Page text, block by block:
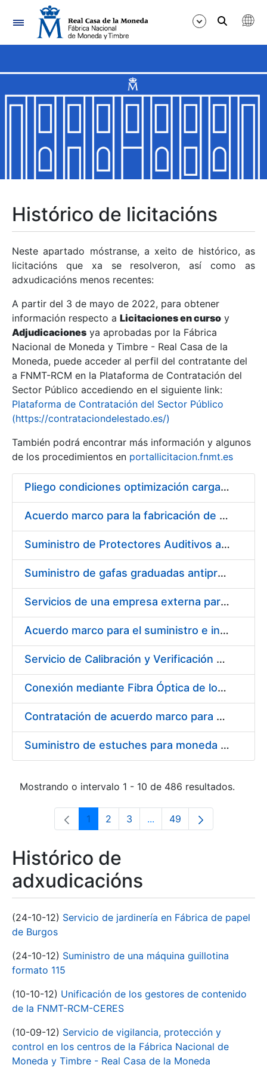
Navegación
Mostrar/Ocultar
Mostrar/Ocultar
Mostrar/Ocultar
Mostrar/Ocultar
Mostrar/Ocultar
Mostrar/Ocultar
Mostrar/Ocultar
Histórico de licitacións
Neste apartado móstranse, a xeito de histórico, as
licitacións que xa se resolveron, así como as
adxudicacións menos recentes:
A partir del 3 de mayo de 2022, para obtener
información respecto a Licitaciones en curso y
Adjudicaciones ya aprobadas por la Fábrica
Nacional de Moneda y Timbre - Real Casa de la
Moneda, puede acceder al perfil del contratante del
a FNMT-RCM en la Plataforma de Contratación del
Sector Público accediendo en el siguiente link:
Plataforma de Contratación del Sector Público
(https://contrataciondelestado.es/)
También podrá encontrar más información y algunos
de los procedimientos en portallicitacion.fnmt.es
Pliego condiciones optimización cargas compras firmado
Acuerdo marco para la fabricación de piezas
Suministro de Protectores Auditivos a medida para las personas trabajadoras de los Centros de Trabajo de Madrid y Burgos
Suministro de gafas graduadas antiproyecciones para los trabajadores de la FNMT-RCM en los centros de trabajo de Madrid y Burgos
Servicios de una empresa externa para el asesoramiento y resolución de los recursos de alzada que se presentan relacionados con procesos de selección para la FNMT-RCM
Acuerdo marco para el suministro e instalación de persianas, estores y otros complementos
Servicio de Calibración y Verificación Externa de los Equipos de Medición del Servicio de Prevención de la FNMT-RCM
Conexión mediante Fibra Óptica de los Centros de Proceso de Datos (CPDs) de las sedes de la FNMT-RCM de Burgos y Madrid
Contratación de acuerdo marco para el Suministro de Material de Electricidad para la Fábrica Nacional de Moneda y Timbre-Real Casa de la Moneda en su centro de trabajo de Burgos
Suministro de estuches para moneda de 30 €
Mostrando o intervalo 1 - 10 de 486 resultados.
Páxina
1 Páxina
2 Páxina
3 ...Páxinas intermedias Use
Páxina
49
Histórico de
adxudicacións
(24-10-12) Servicio de jardinería en Fábrica de papel
de Burgos
(24-10-12) Suministro de una máquina guillotina
formato 115
(10-10-12) Unificación de los gestores de contenido
de la FNMT-RCM-CERES
(10-09-12) Servicio de vigilancia, protección y
control en los centros de la Fábrica Nacional de
Moneda y Timbre - Real Casa de la Moneda